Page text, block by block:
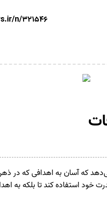
n/321546
که آسان به اهدافی که در
خود استفاده کند تا بلکه به